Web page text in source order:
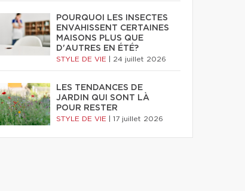
POURQUOI LES INSECTES
ENVAHISSENT CERTAINES
MAISONS PLUS QUE
D'AUTRES EN ÉTÉ?
STYLE DE VIE 24 juillet 2026
LES TENDANCES DE
JARDIN QUI SONT LÀ
POUR RESTER
STYLE DE VIE 17 juillet 2026